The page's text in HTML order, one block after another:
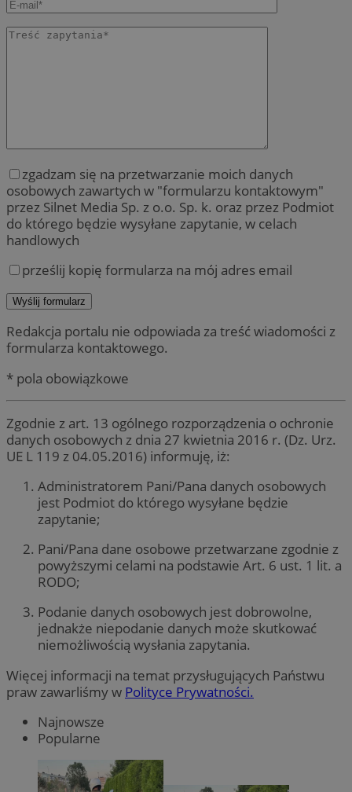
zgadzam się na przetwarzanie moich danych
osobowych zawartych w "formularzu kontaktowym"
przez Silnet Media Sp. z o.o. Sp. k. oraz przez Podmiot
do którego będzie wysyłane zapytanie, w celach
handlowych
prześlij kopię formularza na mój adres email
Redakcja portalu nie odpowiada za treść wiadomości z
formularza kontaktowego.
* pola obowiązkowe
Zgodnie z art. 13 ogólnego rozporządzenia o ochronie
danych osobowych z dnia 27 kwietnia 2016 r. (Dz. Urz.
UE L 119 z 04.05.2016) informuję, iż:
Administratorem Pani/Pana danych osobowych
jest Podmiot do którego wysyłane będzie
zapytanie;
Pani/Pana dane osobowe przetwarzane zgodnie z
powyższymi celami na podstawie Art. 6 ust. 1 lit. a
RODO;
Podanie danych osobowych jest dobrowolne,
jednakże niepodanie danych może skutkować
niemożliwością wysłania zapytania.
Więcej informacji na temat przysługujących Państwu
praw zawarliśmy w Polityce Prywatności.
Najnowsze
Popularne